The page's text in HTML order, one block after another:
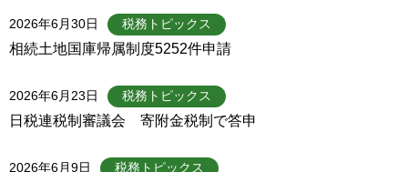
2026年6月30日 税務トピックス
相続土地国庫帰属制度5252件申請
2026年6月23日 税務トピックス
日税連税制審議会 寄附金税制で答申
2026年6月9日 税務トピックス